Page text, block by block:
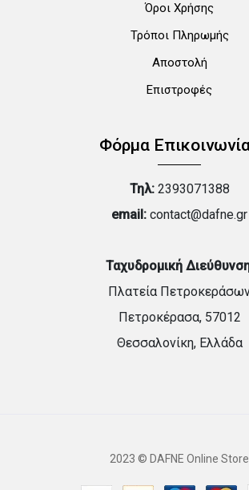
Όροι Χρήσης
Τρόποι Πληρωμής
Αποστολή
Επιστροφές
Φόρμα
Τηλ:2393071388
email: contact@dafne.gr
Ταχυδρομική
Πλατεία
Πετροκέρασα, 57012
Θεσσαλονίκη, Ελλάδα
2023 © DAFNE Online Store